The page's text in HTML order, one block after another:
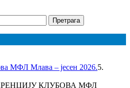
МФЛ Млава – јесен 2026.5.
КЛУБОВА МФЛ